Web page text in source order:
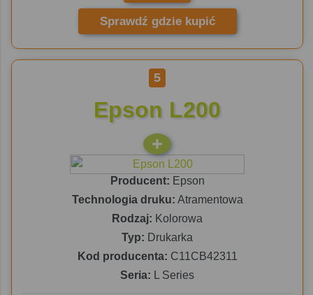
Sprawdź gdzie kupić
5
Epson L200
Producent: Epson
Technologia druku: Atramentowa
Rodzaj: Kolorowa
Typ: Drukarka
Kod producenta: C11CB42311
Seria: L Series